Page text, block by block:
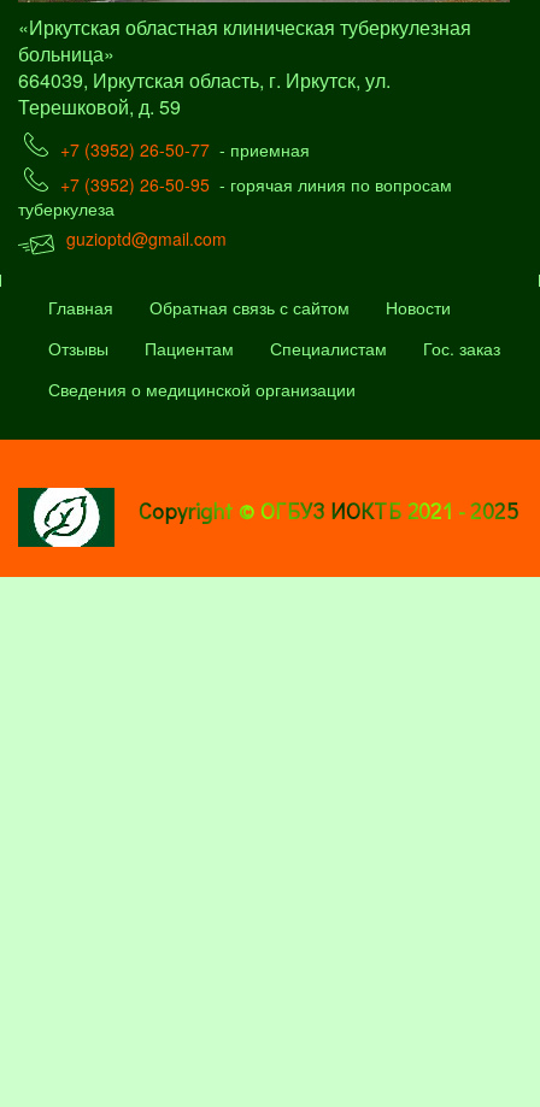
«Иркутская областная клиническая туберкулезная
больница»
664039, Иркутская область, г. Иркутск, ул.
Терешковой, д. 59
+7 (3952) 26-50-77 - приемная
+7 (3952) 26-50-95 - горячая линия по вопросам
туберкулеза
guzioptd@gmail.com
Главная Обратная связь с сайтом
Новости
Отзывы
Пациентам Специалистам
Гос. заказ
Сведения о медицинской организации
Copyright © ОГБУЗ ИОКТБ 2021 - 2025